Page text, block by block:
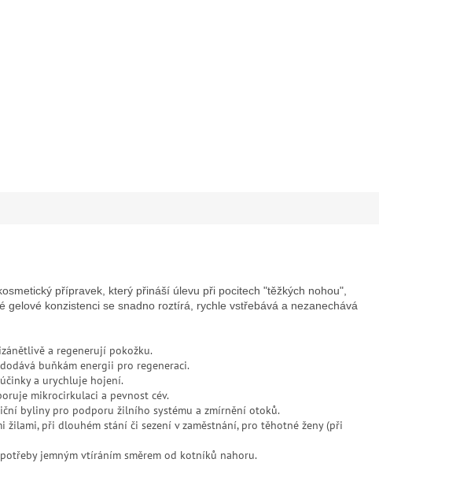
přípravek, který přináší úlevu při pocitech "těžkých nohou",
gelové konzistenci se snadno roztírá, rychle vstřebává a nezanechává
a regenerují pokožku.
buňkám energii pro regeneraci.
a urychluje hojení.
mikrocirkulaci a pevnost cév.
byliny pro podporu žilního systému a zmírnění otoků.
žilami, při dlouhém stání či sezení v zaměstnání, pro těhotné ženy (při
jemným vtíráním směrem od kotníků nahoru.